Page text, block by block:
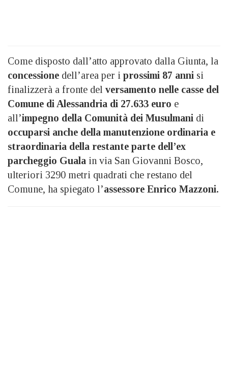
Come disposto dall’atto approvato dalla Giunta, la
concessione dell’area per i prossimi 87 anni si
finalizzerà a fronte del versamento nelle casse del
Comune di Alessandria di 27.633 euro e
all’impegno della Comunità dei Musulmani di
occuparsi anche della manutenzione ordinaria e
straordinaria della restante parte dell’ex
parcheggio Guala in via San Giovanni Bosco,
ulteriori 3290 metri quadrati che restano del
Comune, ha spiegato l’assessore Enrico Mazzoni.